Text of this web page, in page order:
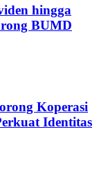
hingga
BUMD
Koperasi
Identitas